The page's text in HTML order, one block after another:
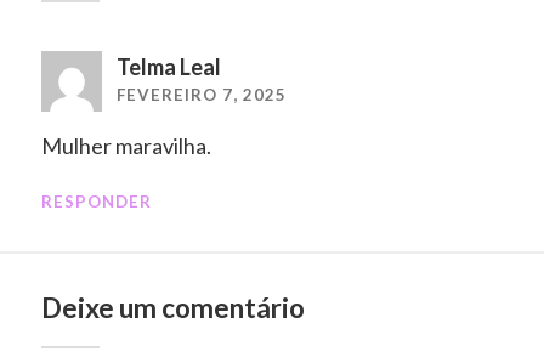
Telma Leal
FEVEREIRO 7, 2025
Mulher maravilha.
RESPONDER
Deixe um comentário